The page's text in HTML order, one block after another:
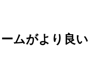
ムがより良い